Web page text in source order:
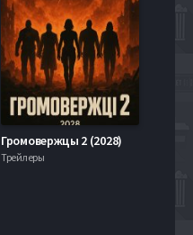
Громовержцы 2 (2028)
Трейлеры